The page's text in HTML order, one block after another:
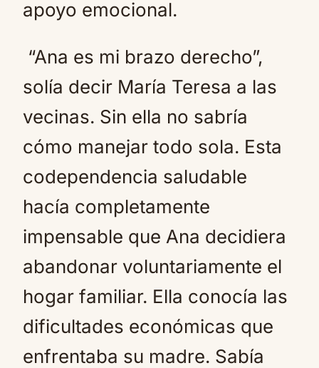
apoyo emocional.
“Ana es mi brazo derecho”,
solía decir María Teresa a las
vecinas. Sin ella no sabría
cómo manejar todo sola. Esta
codependencia saludable
hacía completamente
impensable que Ana decidiera
abandonar voluntariamente el
hogar familiar. Ella conocía las
dificultades económicas que
enfrentaba su madre. Sabía